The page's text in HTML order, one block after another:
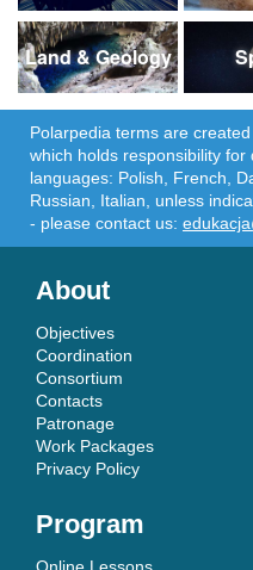
Land & Geology
Polarpedia terms are
which holds responsibility
languages: Polish, French,
Russian, Italian, unless
- please contact us:
About
Objectives
Coordination
Consortium
Contacts
Patronage
Work Packages
Privacy Policy
Program